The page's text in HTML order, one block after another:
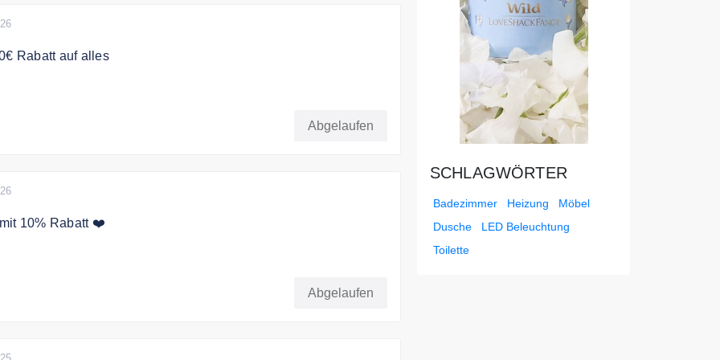
Rabatt auf alles
Abgelaufen
10% Rabatt ❤️
Abgelaufen
SCHLAGWÖRTER
Badezimmer Heizung
Möbel
Dusche
LED Beleuchtung
Toilette